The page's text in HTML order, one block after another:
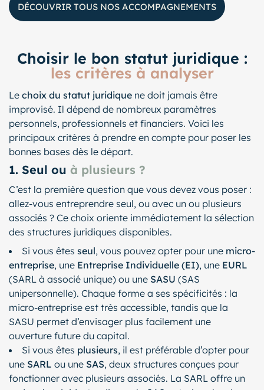
DÉCOUVRIR TOUS NOS ACCOMPAGNEMENTS
Choisir le bon statut juridique :
les critères à analyser
Le choix du statut juridique ne doit jamais être
improvisé. Il dépend de nombreux paramètres
personnels, professionnels et financiers. Voici les
principaux critères à prendre en compte pour poser les
bonnes bases dès le départ.
1. Seul ou à plusieurs ?
C’est la première question que vous devez vous poser :
allez-vous entreprendre seul, ou avec un ou plusieurs
associés ? Ce choix oriente immédiatement la sélection
des structures juridiques disponibles.
Si vous êtes seul, vous pouvez opter pour une micro-
entreprise, une Entreprise Individuelle (EI), une EURL
(SARL à associé unique) ou une SASU (SAS
unipersonnelle). Chaque forme a ses spécificités : la
micro-entreprise est très accessible, tandis que la
SASU permet d’envisager plus facilement une
ouverture future du capital.
Si vous êtes plusieurs, il est préférable d’opter pour
une SARL ou une SAS, deux structures conçues pour
fonctionner avec plusieurs associés. La SARL offre un